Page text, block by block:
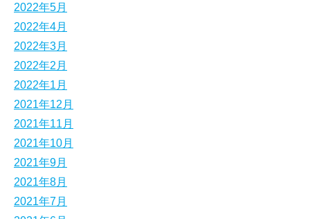
2022年5月
2022年4月
2022年3月
2022年2月
2022年1月
2021年12月
2021年11月
2021年10月
2021年9月
2021年8月
2021年7月